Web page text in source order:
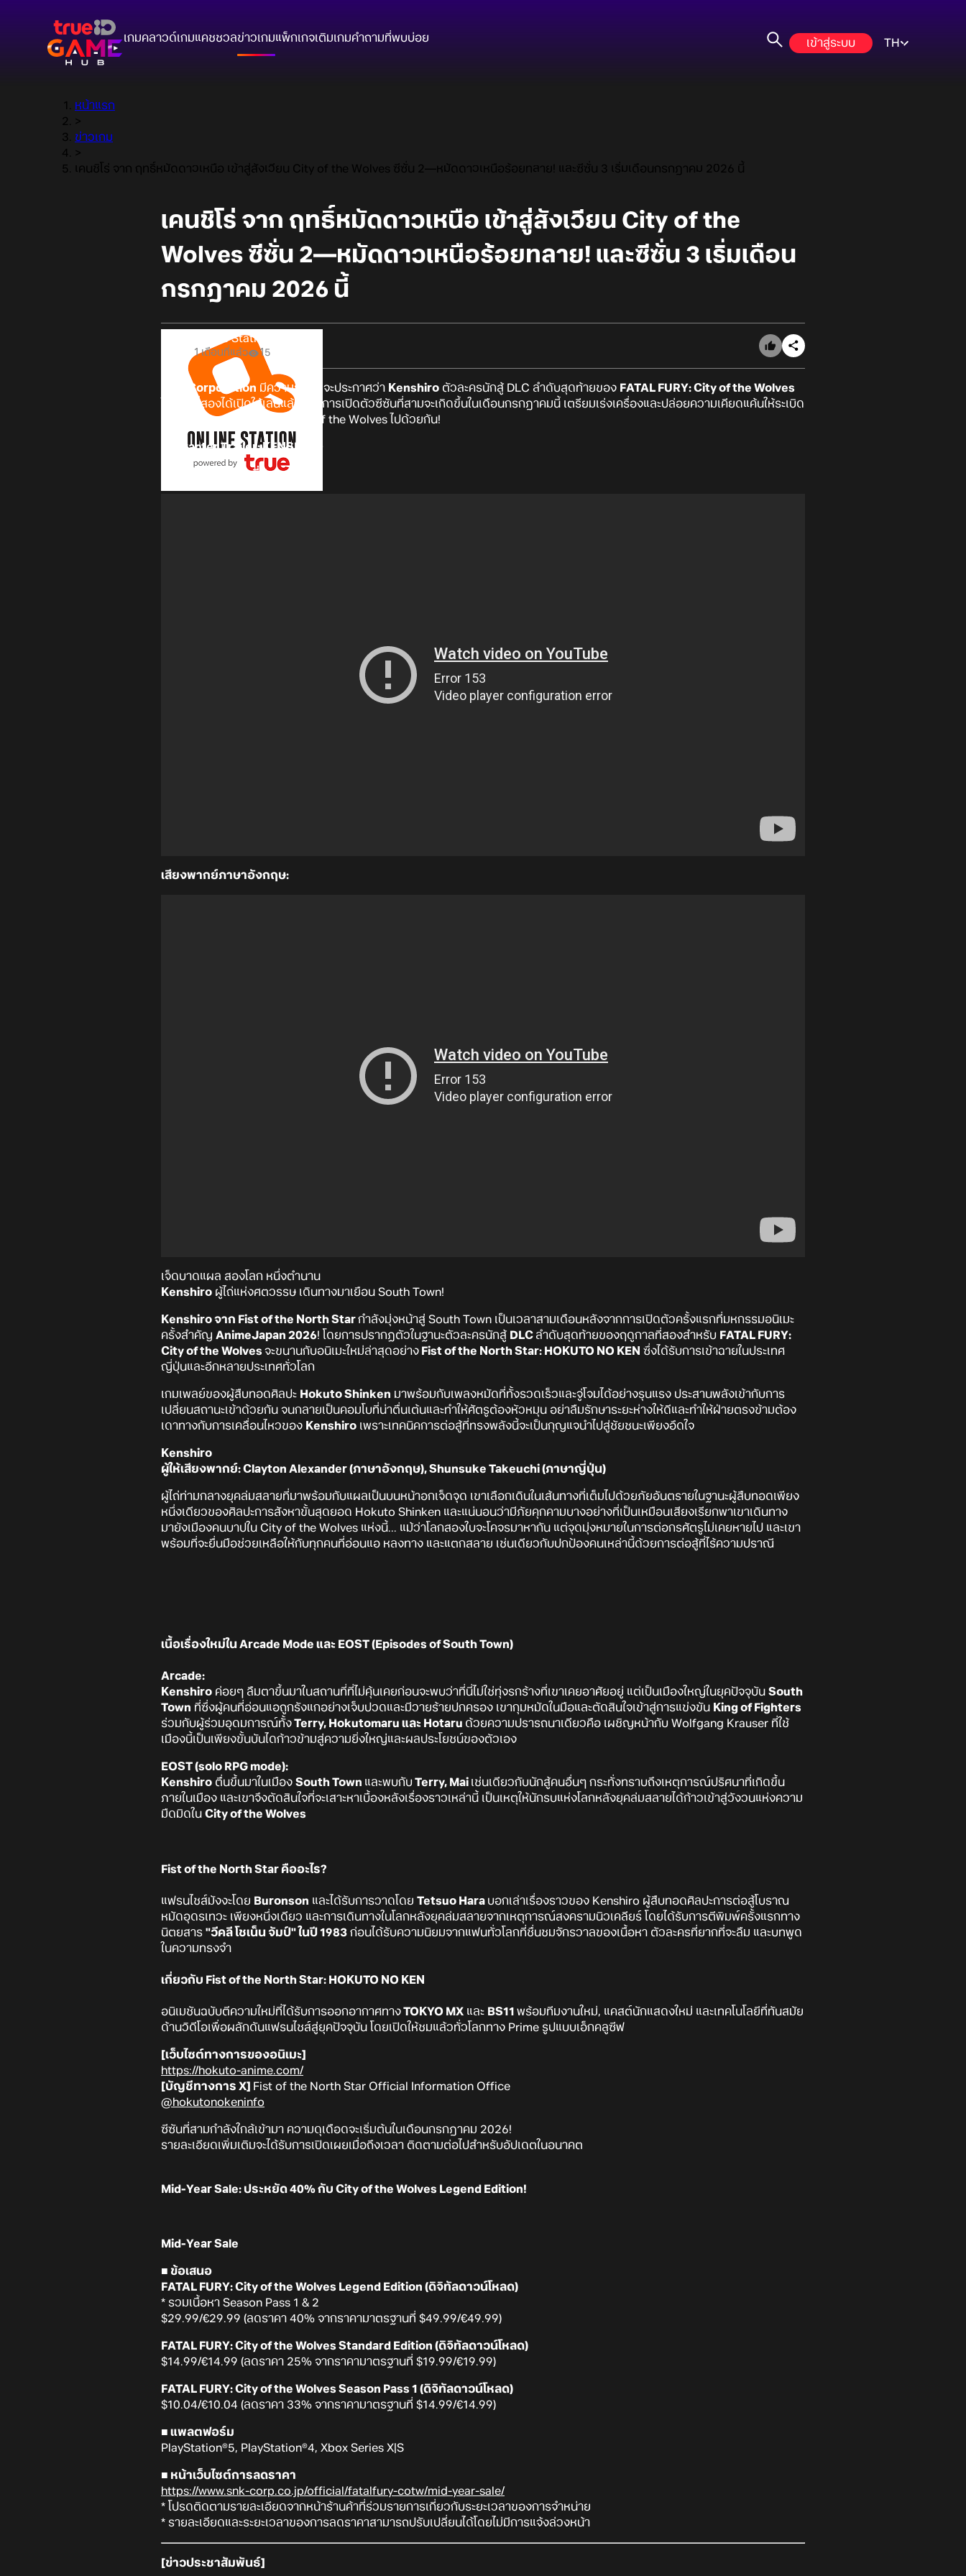
เกมคลาวด์เกมแคชชวลข่าวเกมแพ็กเกจเติมเกมคำถามที่พบบ่อย เข้าสู่ระบบ TH
หน้าแรก
>
ข่าวเกม
>
เคนชิโร่ จาก ฤทธิ์หมัดดาวเหนือ เข้าสู่สังเวียน City of the Wolves ซีซั่น 2—หมัดดาวเหนือร้อยทลาย! และซีซั่น 3 เริ่มเดือนกรกฎาคม 2026 นี้
เคนชิโร่ จาก ฤทธิ์หมัดดาวเหนือ เข้าสู่สังเวียน City of the
Wolves ซีซั่น 2—หมัดดาวเหนือร้อยทลาย! และซีซั่น 3 เริ่มเดือน
กรกฎาคม 2026 นี้
Online Station
1 เดือนที่แล้ว 15
SNK Corporation มีความยินดีที่จะประกาศว่า Kenshiro ตัวละครนักสู้ DLC ลำดับสุดท้ายของ FATAL FURY: City of the Wolves
ในซีซันที่สองได้เปิดให้เล่นแล้ว และการเปิดตัวซีซันที่สามจะเกิดขึ้นในเดือนกรกฎาคมนี้ เตรียมเร่งเครื่องและปล่อยความเคียดแค้นให้ระเบิด
พร้อมกับฤดูกาลถัดไปของ City of the Wolves ไปด้วยกัน!
Character Trailer: KENSHIRO
เสียงพากย์ภาษาญี่ปุ่น:
เสียงพากย์ภาษาอังกฤษ:
เจ็ดบาดแผล สองโลก หนึ่งตำนาน
Kenshiro ผู้ไถ่แห่งศตวรรษ เดินทางมาเยือน South Town!
Kenshiro จาก Fist of the North Starกำลังมุ่งหน้าสู่ South Town เป็นเวลาสามเดือนหลังจากการเปิดตัวครั้งแรกที่มหกรรมอนิเมะ
ครั้งสำคัญ AnimeJapan 2026! โดยการปรากฏตัวในฐานะตัวละครนักสู้ DLC ลำดับสุดท้ายของฤดูกาลที่สองสำหรับ FATAL FURY:
City of the Wolves จะขนานกับอนิเมะใหม่ล่าสุดอย่าง Fist of the North Star: HOKUTO NO KEN ซึ่งได้รับการเข้าฉายในประเทศ
ญี่ปุ่นและอีกหลายประเทศทั่วโลก
เกมเพลย์ของผู้สืบทอดศิลปะ Hokuto Shinken มาพร้อมกับเพลงหมัดที่ทั้งรวดเร็วและจู่โจมได้อย่างรุนแรง ประสานพลังเข้ากับการ
เปลี่ยนสถานะเข้าด้วยกัน จนกลายเป็นคอมโบที่น่าตื่นเต้นและทำให้ศัตรูต้องหัวหมุน อย่าลืมรักษาระยะห่างให้ดีและทำให้ฝ่ายตรงข้ามต้อง
เดาทางกับการเคลื่อนไหวของ Kenshiro เพราะเทคนิคการต่อสู้ที่ทรงพลังนี้จะเป็นกุญแจนำไปสู่ชัยชนะเพียงอึดใจ
Kenshiro
ผู้ให้เสียงพากย์: Clayton Alexander (ภาษาอังกฤษ), Shunsuke Takeuchi (ภาษาญี่ปุ่น)
ผู้ไถ่ท่ามกลางยุคล่มสลายที่มาพร้อมกับแผลเป็นบนหน้าอกเจ็ดจุด เขาเลือกเดินในเส้นทางที่เต็มไปด้วยภัยอันตรายในฐานะผู้สืบทอดเพียง
หนึ่งเดียวของศิลปะการสังหาขั้นสุดยอด Hokuto Shinken และแน่นอนว่ามีภัยคุกคามบางอย่างที่เป็นเหมือนเสียงเรียกพาเขาเดินทาง
มายังเมืองคนบาปใน City of the Wolves แห่งนี้... แม้ว่าโลกสองใบจะโคจรมาหากัน แต่จุดมุ่งหมายในการต่อกรศัตรูไม่เคยหายไป และเขา
พร้อมที่จะยื่นมือช่วยเหลือให้กับทุกคนที่อ่อนแอ หลงทาง และแตกสลาย เช่นเดียวกับปกป้องคนเหล่านี้ด้วยการต่อสู้ที่ไร้ความปราณี
เนื้อเรื่องใหม่ใน Arcade Mode และ EOST (Episodes of South Town)
Arcade:
Kenshiro ค่อยๆ ลืมตาขึ้นมาในสถานที่ที่ไม่คุ้นเคยก่อนจะพบว่าที่นี่ไม่ใช่ทุ่งรกร้างที่เขาเคยอาศัยอยู่ แต่เป็นเมืองใหญ่ในยุคปัจจุบัน South
Town ที่ซึ่งผู้คนที่อ่อนแอถูกรังแกอย่างเจ็บปวดและมีวายร้ายปกครอง เขากุมหมัดในมือและตัดสินใจเข้าสู่การแข่งขัน King of Fighters
ร่วมกับผู้ร่วมอุดมการณ์ทั้งTerry, Hokutomaru และ Hotaru ด้วยความปรารถนาเดียวคือ เผชิญหน้ากับ​ Wolfgang Krauser ที่ใช้
เมืองนี้เป็นเพียงขั้นบันไดก้าวข้ามสู่ความยิ่งใหญ่และผลประโยชน์ของตัวเอง
EOST (solo RPG mode):
Kenshiro ตื่นขึ้นมาในเมือง South Town และพบกับTerry, Mai เช่นเดียวกับนักสู้คนอื่นๆ กระทั่งทราบถึงเหตุการณ์ปริศนาที่เกิดขึ้น
ภายในเมือง และเขาจึงตัดสินใจที่จะเสาะหาเบื้องหลังเรื่องราวเหล่านี้ เป็นเหตุให้นักรบแห่งโลกหลังยุคล่มสลายได้ก้าวเข้าสู่วังวนแห่งความ
มืดมิดใน​ City of the Wolves
Fist of the North Star คืออะไร?
แฟรนไชส์มังงะโดย Buronson และได้รับการวาดโดย Tetsuo Hara บอกเล่าเรื่องราวของ Kenshiro ผู้สืบทอดศิลปะการต่อสู้โบราณ
หมัดอุดรเทวะ เพียงหนึ่งเดียว และการเดินทางในโลกหลังยุคล่มสลายจากเหตุการณ์สงครามนิวเคลียร์ โดยได้รับการตีพิมพ์ครั้งแรกทาง
นิตยสาร "วีคลี โชเน็น จัมป์" ในปี 1983 ก่อนได้รับความนิยมจากแฟนทั่วโลกที่ชื่นชมจักรวาลของเนื้อหา ตัวละครที่ยากที่จะลืม และบทพูด
ในความทรงจำ
เกี่ยวกับ Fist of the North Star: HOKUTO NO KEN
อนิเมชันฉบับตีความใหม่ที่ได้รับการออกอากาศทางTOKYO MX และ BS11 พร้อมทีมงานใหม่, แคสต์นักแสดงใหม่ และเทคโนโลยีที่ทันสมัย
ด้านวิดีโอเพื่อผลักดันแฟรนไชส์สู่ยุคปัจจุบัน โดยเปิดให้ชมแล้วทั่วโลกทาง Prime รูปแบบเอ็กคลูซีฟ
[เว็บไซต์ทางการของอนิเมะ]
https://hokuto-anime.com/
[บัญชีทางการ X] Fist of the North Star Official Information Office
@hokutonokeninfo
ซีซันที่สามกำลังใกล้เข้ามา ความดุเดือดจะเริ่มต้นในเดือนกรกฎาคม 2026!
รายละเอียดเพิ่มเติมจะได้รับการเปิดเผยเมื่อถึงเวลา ติดตามต่อไปสำหรับอัปเดตในอนาคต
Mid-Year Sale: ประหยัด 40% กับ City of the Wolves Legend Edition!
Mid-Year Sale
■ ข้อเสนอ
FATAL FURY: City of the Wolves Legend Edition (ดิจิทัลดาวน์โหลด)
* รวมเนื้อหา Season Pass 1 & 2
$29.99/€29.99 (ลดราคา 40% จากราคามาตรฐานที่ $49.99/€49.99)
FATAL FURY: City of the Wolves Standard Edition (ดิจิทัลดาวน์โหลด)
$14.99/€14.99 (ลดราคา 25% จากราคามาตรฐานที่ $19.99/€19.99)
FATAL FURY: City of the Wolves Season Pass 1 (ดิจิทัลดาวน์โหลด)
$10.04/€10.04 (ลดราคา 33% จากราคามาตรฐานที่ $14.99/€14.99)
■ แพลตฟอร์ม
PlayStation®5, PlayStation®4, Xbox Series X|S
■ หน้าเว็บไซต์การลดราคา
https://www.snk-corp.co.jp/official/fatalfury-cotw/mid-year-sale/
* โปรดติดตามรายละเอียดจากหน้าร้านค้าที่ร่วมรายการเกี่ยวกับระยะเวลาของการจำหน่าย
* รายละเอียดและระยะเวลาของการลดราคาสามารถปรับเปลี่ยนได้โดยไม่มีการแจ้งล่วงหน้า
[ข่าวประชาสัมพันธ์]